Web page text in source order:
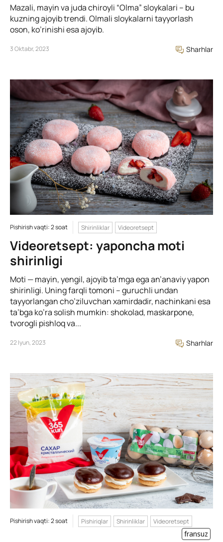
Mazali, mayin va juda chiroyli “Olma” sloykalari – bu
kuzning ajoyib trendi. Olmali sloykalarni tayyorlash
oson, ko’rinishi esa ajoyib.
3 Oktabr, 2023 Sharhlar
Pishirish vaqti: 2 soat Shirinliklar Videoretsept
Videoretsept: yaponcha moti
shirinligi
Moti — mayin, yengil, ajoyib ta’mga ega an’anaviy yapon
shirinligi. Uning farqli tomoni – guruchli undan
tayyorlangan cho’ziluvchan xamirdadir, nachinkani esa
ta’bga ko’ra solish mumkin: shokolad, maskarpone,
tvorogli pishloq va...
22 Iyun, 2023 Sharhlar
Pishirish vaqti: 2 soat Pishiriqlar Shirinliklar Videoretsept
fransuz